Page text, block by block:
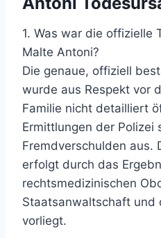
1. Was war die offizielle
Malte Antoni?
Die genaue, offiziell
wurde aus Respekt vor
Familie nicht detailliert
Ermittlungen der Polizei
Fremdverschulden aus.
erfolgt durch das
rechtsmedizinischen
Staatsanwaltschaft und
vorliegt.